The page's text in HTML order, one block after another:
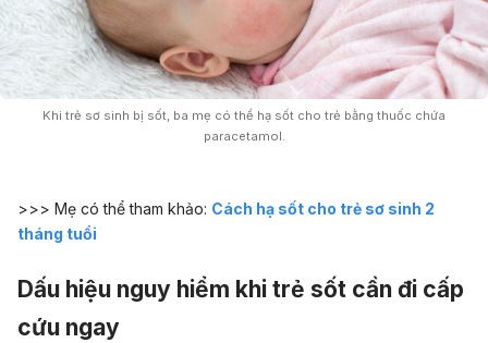
Khi trẻ sơ sinh bị sốt, ba mẹ có thể hạ sốt cho trẻ bằng thuốc chứa
paracetamol.
>>> Mẹ có thể tham khảo: Cách hạ sốt cho trẻ sơ sinh 2
tháng tuổi
Dấu hiệu nguy hiểm khi trẻ sốt cần đi cấp
cứu ngay